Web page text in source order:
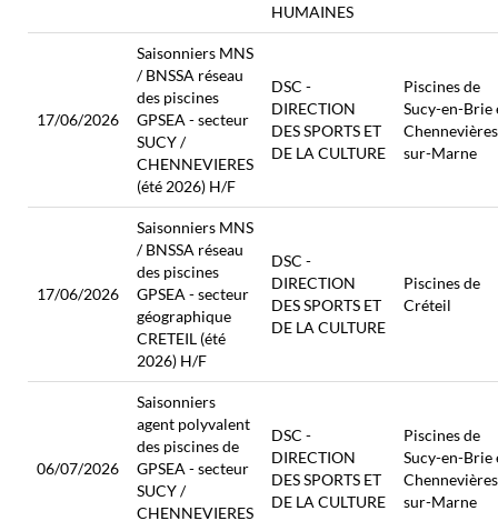
HUMAINES
17/06/2026
Saisonniers MNS
/ BNSSA réseau
des piscines
GPSEA - secteur
SUCY /
CHENNEVIERES
(été 2026) H/F
DSC -
DIRECTION
DES SPORTS ET
DE LA CULTURE
Piscines de
Sucy-en-Brie
sur-Marne
17/06/2026
Saisonniers MNS
/ BNSSA réseau
des piscines
GPSEA - secteur
géographique
CRETEIL (été
2026) H/F
DSC -
DIRECTION
DES SPORTS ET
DE LA CULTURE
Piscines de
Créteil
06/07/2026
Saisonniers
agent polyvalent
des piscines de
GPSEA - secteur
SUCY /
CHENNEVIERES
DSC -
DIRECTION
DES SPORTS ET
DE LA CULTURE
Piscines de
Sucy-en-Brie
sur-Marne